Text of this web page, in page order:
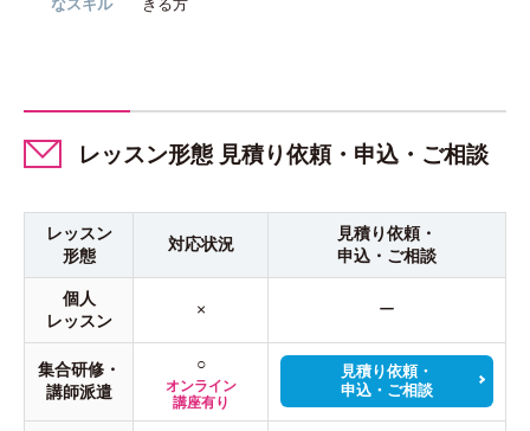
なスキル
きる方
レッスン形態 見積り依頼・申込・ご相談
レッスン
形態
対応状況
見積り依頼・
申込・ご相談
個人
レッスン
× ー
集合研修・
講師派遣
○
オンライン
講座有り
見積り依頼・
申込・ご相談